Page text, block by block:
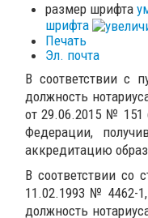
размер шрифта
шрифта
Печать
Эл. почта
В соответствии с
должность
от 29.06.2015 № 151
Федерации,
аккредитацию
В соответствии со
11.02.1993 № 4462-
должность